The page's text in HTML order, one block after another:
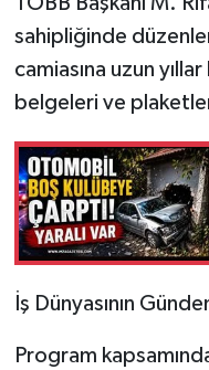
sahipliğinde
camiasına uzun
belgeleri ve
İş Dünyasının
Program